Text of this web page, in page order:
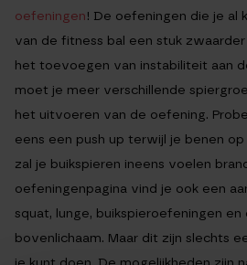
oefeningen! De oefeningen die je al
van de fitness bal een stuk
het toevoegen van instabiliteit aan
moet je meer verschillende
het uitvoeren van de oefening.
eens een push up terwijl je benen
zal je buikspieren ineens voelen
oefeningenpagina vind je ook een
squat, lunge, buikspieroefeningen
bovenlichaam. Maar dit zijn slechts